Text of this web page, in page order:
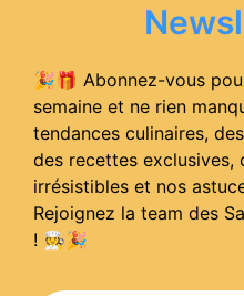
🎉🎁 Abonnez-vous
semaine et ne rien
tendances culinaires,
des recettes exclusives,
irrésistibles et nos
Rejoignez la team des
! 🧑‍🍳🎉